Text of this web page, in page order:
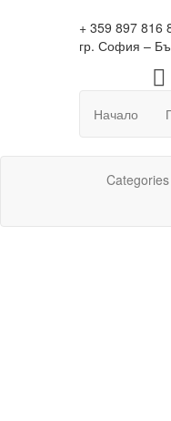
+ 359 897 816
гр. София –
Начало
Categories